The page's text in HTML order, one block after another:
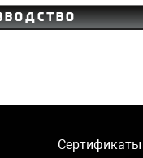
Сертификаты